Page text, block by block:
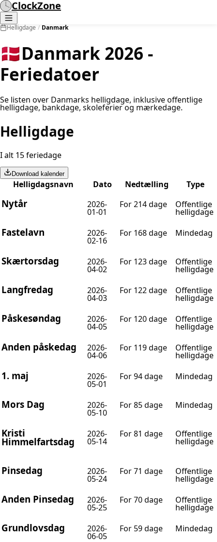
ClockZone
Helligdage / Danmark
🇩🇰Danmark 2026 -
Feriedatoer
Se listen over Danmarks helligdage, inklusive offentlige
helligdage, bankdage, skoleferier og mærkedage.
Helligdage
I alt 15 feriedage
Download kalender
Helligdagsnavn Dato Nedtælling Type
Nytår 2026-
01-01
For 214 dage Offentlige
helligdage
Fastelavn 2026-
02-16
For 168 dage Mindedag
Skærtorsdag 2026-
04-02
For 123 dage Offentlige
helligdage
Langfredag 2026-
04-03
For 122 dage Offentlige
helligdage
Påskesøndag 2026-
04-05
For 120 dage Offentlige
helligdage
Anden påskedag 2026-
04-06
For 119 dage Offentlige
helligdage
1. maj 2026-
05-01
For 94 dage Mindedag
Mors Dag 2026-
05-10
For 85 dage Mindedag
Kristi
Himmelfartsdag
2026-
05-14
For 81 dage Offentlige
helligdage
Pinsedag 2026-
05-24
For 71 dage Offentlige
helligdage
Anden Pinsedag 2026-
05-25
For 70 dage Offentlige
helligdage
Grundlovsdag 2026-
06-05
For 59 dage Mindedag